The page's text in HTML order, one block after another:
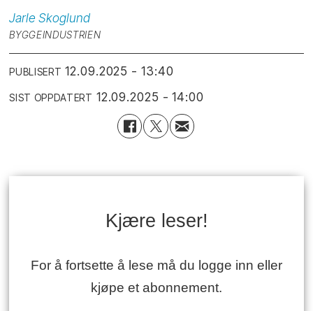
Jarle Skoglund
BYGGEINDUSTRIEN
PUBLISERT 12.09.2025 - 13:40
SIST OPPDATERT 12.09.2025 - 14:00
Kjære leser!
For å fortsette å lese må du logge inn eller
kjøpe et abonnement.